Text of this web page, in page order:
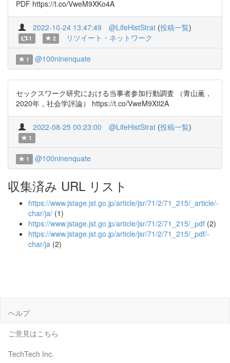
PDF https://t.co/VweM9XKo4A
2022-10-24 13:47:49 @LifeHistStrat (投稿一覧)
1 2 リツイート・ネットワーク
1 @100ninenquate
セックスワーク研究における当事者参加行動調査 （青山薫，
2020年，社会学評論） https://t.co/VweM9Xtl2A
2022-08-25 00:23:00 @LifeHistStrat (投稿一覧)
1
1 @100ninenquate
収集済み URL リスト
https://www.jstage.jst.go.jp/article/jsr/71/2/71_215/_article/-
char/ja/ (1)
https://www.jstage.jst.go.jp/article/jsr/71/2/71_215/_pdf (2)
https://www.jstage.jst.go.jp/article/jsr/71/2/71_215/_pdf/-
char/ja (2)
ヘルプ
ご意見はこちら
TechTech Inc.